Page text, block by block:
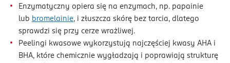
Enzymatyczny opiera się na enzymach, np. papainie
lub bromelainie, i złuszcza skórę bez tarcia, dlatego
sprawdzi się przy cerze wrażliwej.
Peelingi kwasowe wykorzystują najczęściej kwasy AHA i
BHA, które chemicznie wygładzają i poprawiają strukturę